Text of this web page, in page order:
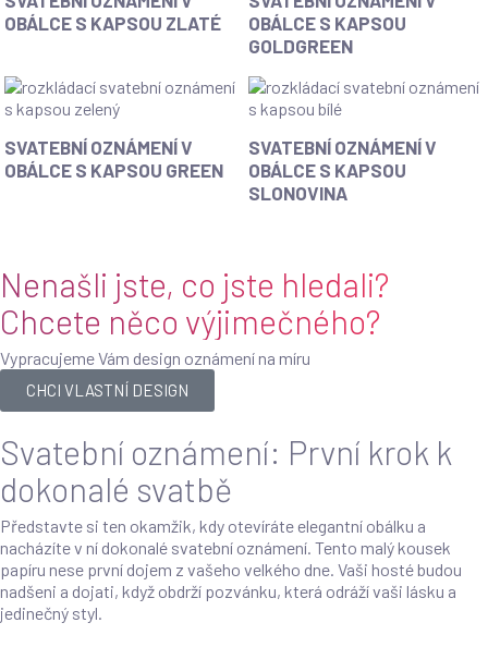
OBÁLCE S KAPSOU ZLATÉ
OBÁLCE S KAPSOU
GOLDGREEN
SVATEBNÍ OZNÁMENÍ V
OBÁLCE S KAPSOU GREEN
SVATEBNÍ OZNÁMENÍ V
OBÁLCE S KAPSOU
SLONOVINA
Nenašli jste, co jste hledali?
Chcete něco výjimečného?
Vypracujeme Vám design oznámení na míru
CHCI VLASTNÍ DESIGN
Svatební oznámení: První krok k
dokonalé svatbě
Představte si ten okamžik, kdy otevíráte elegantní obálku a
nacházíte v ní dokonalé svatební oznámení. Tento malý kousek
papíru nese první dojem z vašeho velkého dne. Vaši hosté budou
nadšeni a dojati, když obdrží pozvánku, která odráží vaši lásku a
jedinečný styl.